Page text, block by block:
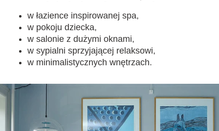
w łazience inspirowanej spa,
w pokoju dziecka,
w salonie z dużymi oknami,
w sypialni sprzyjającej relaksowi,
w minimalistycznych wnętrzach.